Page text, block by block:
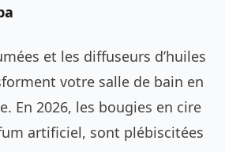
et les diffuseurs d’huiles
votre salle de bain en
En 2026, les bougies en cire
artificiel, sont plébiscitées